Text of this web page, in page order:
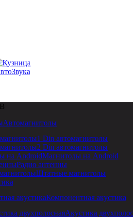
Автомагнитолы
1 Din автомагнитолы
2 Din автомагнитолы
Магнитолы на Android
Радио антенны
Штатные магнитолы
Компонентная акустика
Акустика